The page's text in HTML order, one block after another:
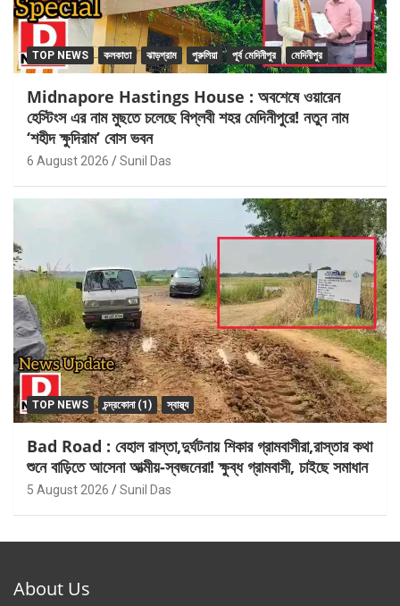
TOP NEWS কলকাতা ঝাড়গ্রাম পুরুলিয়া পূর্ব মেদিনীপুর মেদিনীপুর
Midnapore Hastings House : অবশেষে ওয়ারেন
হেস্টিংস এর নাম মুছতে চলেছে বিপ্লবী শহর মেদিনীপুরে! নতুন নাম
‘শহীদ ক্ষুদিরাম’ বোস ভবন
6 August 2026 Sunil Das
TOP NEWS চন্দ্রকোনা (1) স্বাস্থ্য
Bad Road : বেহাল রাস্তা,দুর্ঘটনায় শিকার গ্রামবাসীরা,রাস্তার কথা
শুনে বাড়িতে আসেনা আত্মীয়-স্বজনেরা! ক্ষুব্ধ গ্রামবাসী, চাইছে সমাধান
5 August 2026 Sunil Das
About Us